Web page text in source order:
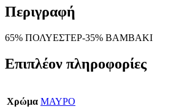
Περιγραφή
65% ΠΟΛΥΕΣΤΕΡ-35% ΒΑΜΒΑΚΙ
Επιπλέον πληροφορίες
Χρώμα ΜΑΥΡΟ